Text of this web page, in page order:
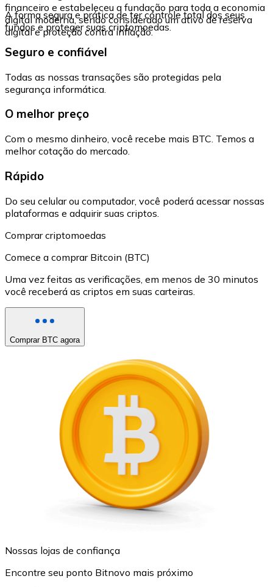
financeiro e estabeleceu a fundação para toda a economia
digital moderna, sendo considerado um ativo de reserva
digital e proteção contra inflação.
A forma segura e prática de ter controle total dos seus
fundos e proteger suas criptomoedas.
Seguro e confiável
Todas as nossas transações são protegidas pela
segurança informática.
O melhor preço
Com o mesmo dinheiro, você recebe mais BTC. Temos a
melhor cotação do mercado.
Rápido
Do seu celular ou computador, você poderá acessar nossas
plataformas e adquirir suas criptos.
Comprar criptomoedas
Comece a comprar Bitcoin (BTC)
Uma vez feitas as verificações, em menos de 30 minutos
você receberá as criptos em suas carteiras.
Comprar BTC agora
Nossas lojas de confiança
Encontre seu ponto Bitnovo mais próximo